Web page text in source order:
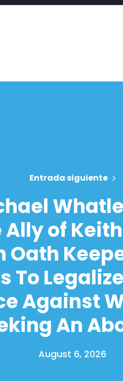
Entrada siguiente
Ally of
Oath
To
Against
An
August 6, 2026